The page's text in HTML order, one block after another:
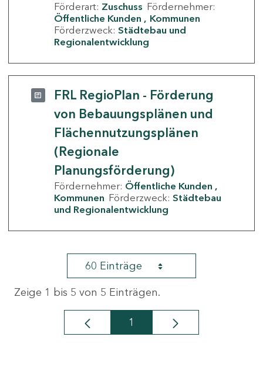
Förderart: Zuschuss Fördernehmer:
Öffentliche Kunden
Kommunen
Förderzweck: Städtebau und
Regionalentwicklung
FRL RegioPlan - Förderung
von Bebauungsplänen und
Flächennutzungsplänen
(Regionale
Planungsförderung)
Fördernehmer: Öffentliche Kunden
Kommunen Förderzweck: Städtebau
und Regionalentwicklung
60 Einträge
Zeige 1 bis 5 von 5 Einträgen.
Seite
1